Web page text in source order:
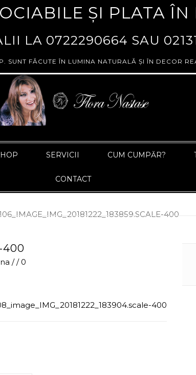
SERVICII CUM CUMPĂR?
CONTACT
400
400
//0
400
ȘI PLATA ÎN
LA 0722290664 SAU
FĂCUTE ÎN LUMINA NATURALĂ ȘI ÎN DECOR